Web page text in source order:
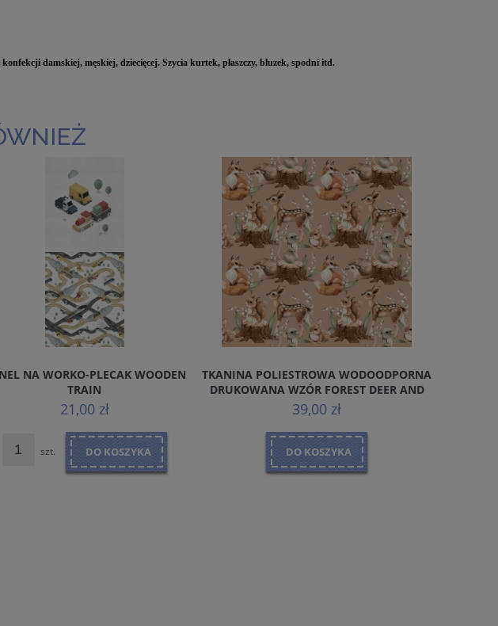
damskiej, męskiej, dziecięcej. Szycia kurtek, płaszczy, bluzek, spodni itd.
NA WORKO-PLECAK WOODEN
TRAIN
21,00 zł
szt. DO KOSZYKA
TKANINA POLIESTROWA WODOODPORNA
DRUKOWANA WZÓR FOREST DEER AND
HEDGEHOG
39,00 zł
DO KOSZYKA